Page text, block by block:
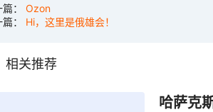
篇： Ozon
： Hi，这里是俄雄会！
相关推荐
哈萨克